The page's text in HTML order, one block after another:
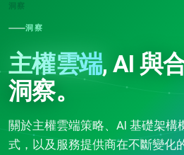
洞察
洞察
主權雲端, AI 與
洞察。
關於主權雲端策略、AI 基礎架構
式，以及服務提供商在不斷變化